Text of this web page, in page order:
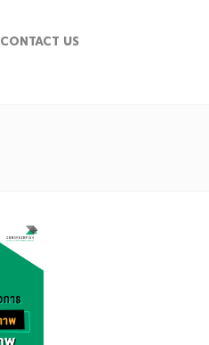
CONTACT US